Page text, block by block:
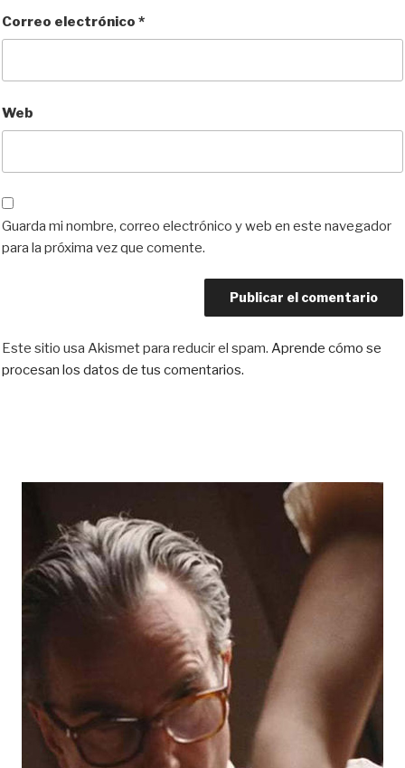
Correo electrónico *
Web
Guarda mi nombre, correo electrónico y web en este navegador
para la próxima vez que comente.
Este sitio usa Akismet para reducir el spam. Aprende cómo se
procesan los datos de tus comentarios.